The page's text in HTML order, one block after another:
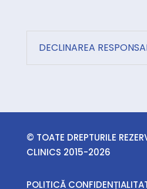
DECLINAREA
© TOATE DREPTURILE
CLINICS 2015-2026
POLITICĂ